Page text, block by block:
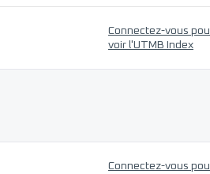
Connectez-vous
voir l'UTMB Index
Connectez-vous